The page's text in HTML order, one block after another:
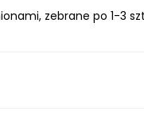
zebrane po 1-3